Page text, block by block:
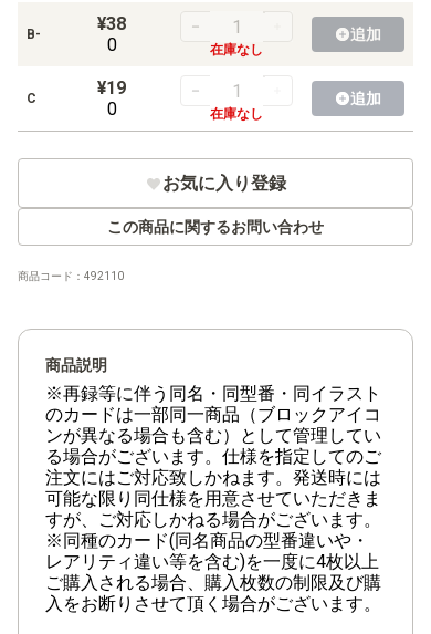
【ST-36】黄 ユースタス・キッド
【ST-35】赤黒 サボ
【ST-33】青 クザン
【ST-32】緑 ロロノア・ゾロ
【ST-31】赤 モンキー・D・ルフィ
【ST-29】EGGHEAD
【ST-28】緑黄 ヤマト
【ST-27】黒 マーシャル・D・ティーチ
【ST-26】紫黒 モンキー・D・ルフィ
【ST-25】青 バギー
【ST-24】緑 ジュエリー・ボニー
B-
¥38
0
在庫なし
追加
C
¥19
0
在庫なし
追加
お気に入り登録
この商品に関するお問い合わせ
商品コード： 492110
商品説明
※再録等に伴う同名・同型番・同イラスト
のカードは一部同一商品（ブロックアイコ
ンが異なる場合も含む）として管理してい
る場合がございます。仕様を指定してのご
注文にはご対応致しかねます。発送時には
可能な限り同仕様を用意させていただきま
すが、ご対応しかねる場合がございます。
※同種のカード(同名商品の型番違いや・
レアリティ違い等を含む)を一度に4枚以上
ご購入される場合、購入枚数の制限及び購
入をお断りさせて頂く場合がございます。